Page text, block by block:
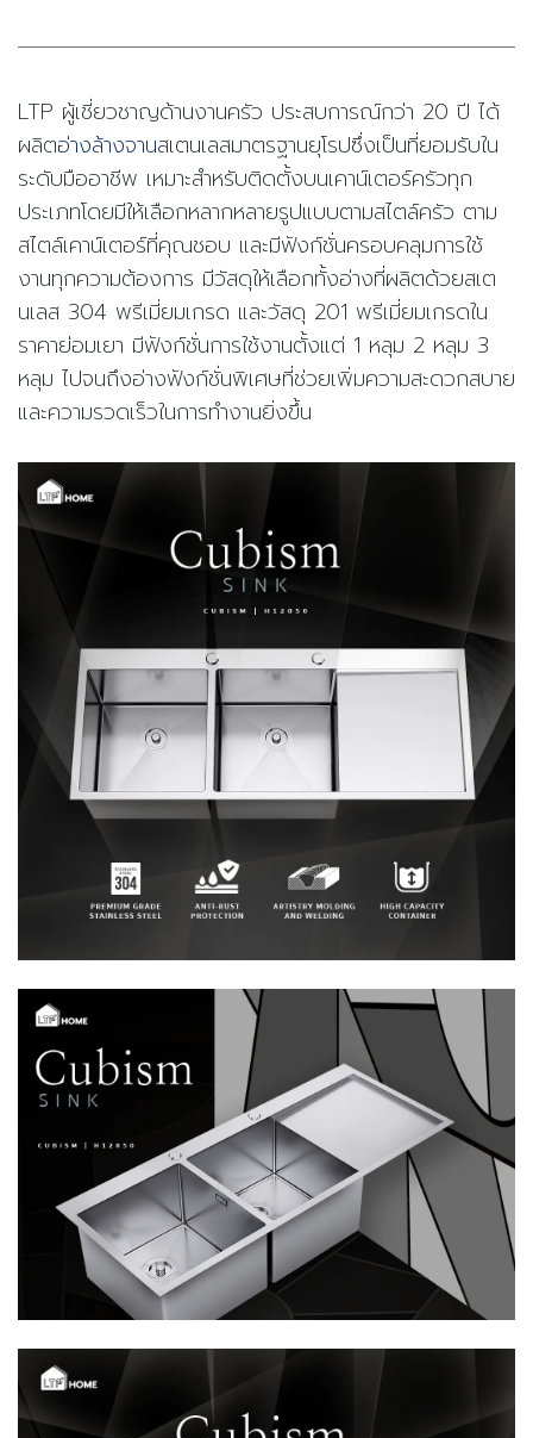
LTP ผู้เชี่ยวชาญด้านงานครัว ประสบการณ์กว่า 20 ปี ได้
ผลิตอ่างล้างจานสเตนเลสมาตรฐานยุโรปซึ่งเป็นที่ยอมรับใน
ระดับมืออาชีพ เหมาะสำหรับติดตั้งบนเคาน์เตอร์ครัวทุก
ประเภทโดยมีให้เลือกหลากหลายรูปแบบตามสไตล์ครัว ตาม
สไตล์เคาน์เตอร์ที่คุณชอบ และมีฟังก์ชั่นครอบคลุมการใช้
งานทุกความต้องการ มีวัสดุให้เลือกทั้งอ่างที่ผลิตด้วยสเต
นเลส 304 พรีเมี่ยมเกรด และวัสดุ 201 พรีเมี่ยมเกรดใน
ราคาย่อมเยา มีฟังก์ชั่นการใช้งานตั้งแต่ 1 หลุม 2 หลุม 3
หลุม ไปจนถึงอ่างฟังก์ชั่นพิเศษที่ช่วยเพิ่มความสะดวกสบาย
และความรวดเร็วในการทำงานยิ่งขึ้น